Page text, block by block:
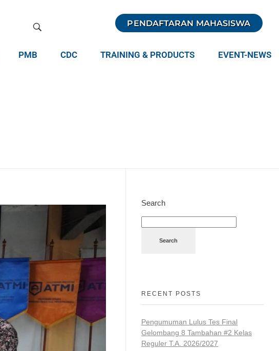
PENDAFTARAN MAHASISWA
PMB CDC TRAINING & PRODUCTS EVENT-NEWS
Search
Search
RECENT POSTS
Pengumuman Lulus Tes Final
Gelombang 8 Tambahan #2 Kelas
Reguler T.A. 2026/2027